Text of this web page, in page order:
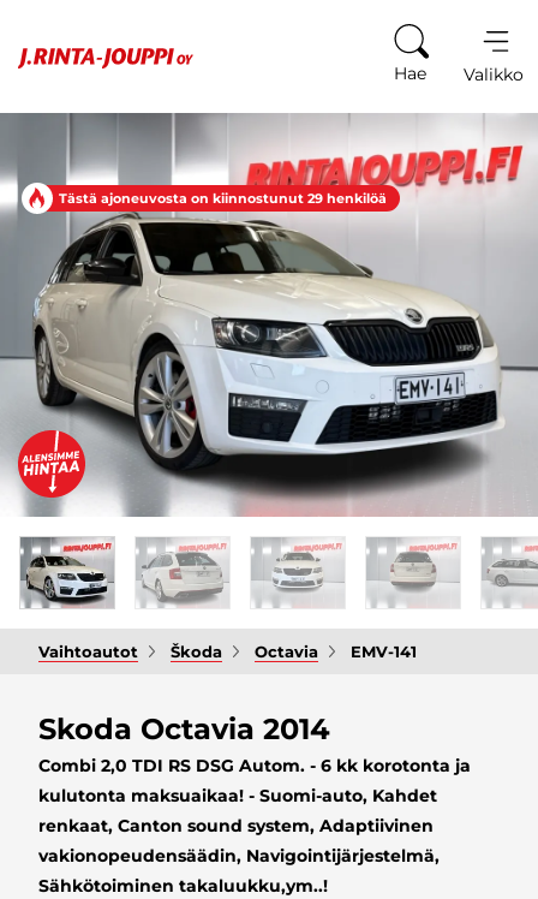
Hae Valikko
Tästä ajoneuvosta on kiinnostunut 29 henkilöä
Vaihtoautot Škoda Octavia EMV-141
Skoda Octavia 2014
Combi 2,0 TDI RS DSG Autom. - 6 kk korotonta ja
kulutonta maksuaikaa! - Suomi-auto, Kahdet
renkaat, Canton sound system, Adaptiivinen
vakionopeudensäädin, Navigointijärjestelmä,
Sähkötoiminen takaluukku,ym..!